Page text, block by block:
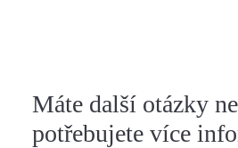
Máte další otázky
potřebujete více